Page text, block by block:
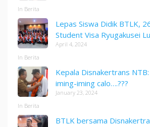
In Berita
Lepas Siswa Didik BTLK,
Student Visa Ryugakusei
April 4, 2024
In Berita
Kepala Disnakertrans
iming-iming calo….???
January 23, 2024
In Berita
BTLK bersama